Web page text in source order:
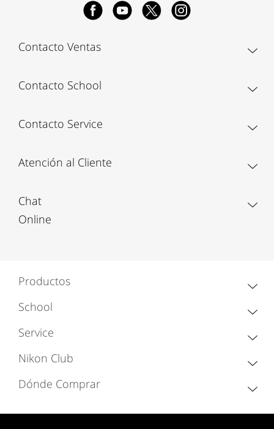
Contacto Ventas
Contacto School
Contacto Service
Atención al Cliente
Chat
Online
Productos
School
Service
Nikon Club
Dónde Comprar